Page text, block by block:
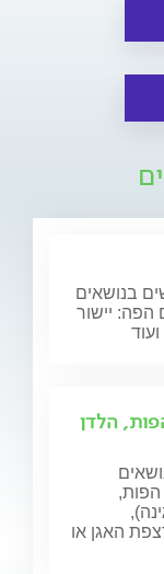
בנושאים
הפה: יישור
הלדן
הפות,
האגן או